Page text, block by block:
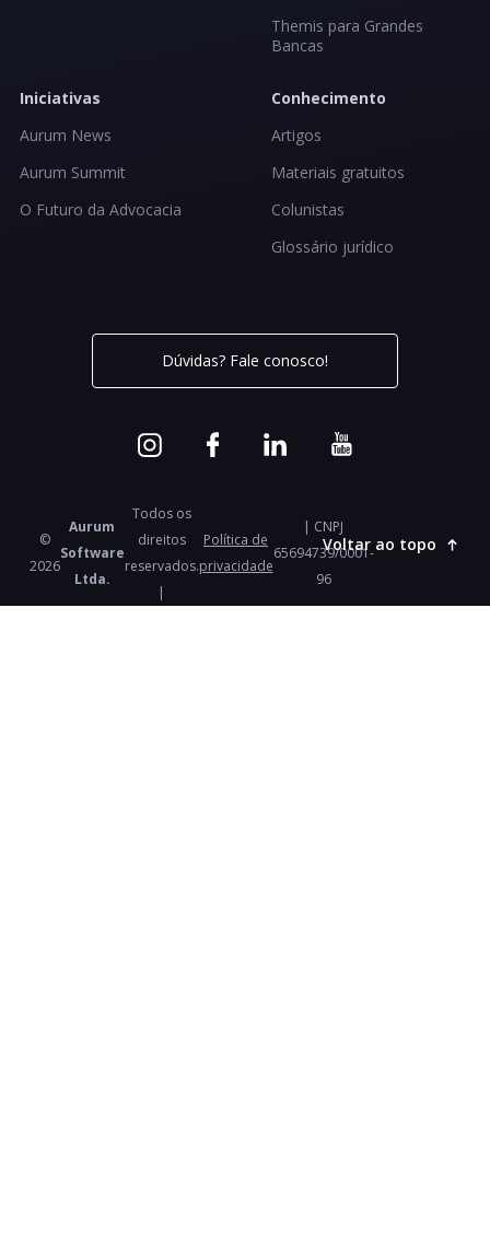
Themis para Grandes
Bancas
Iniciativas
Aurum News
Aurum Summit
O Futuro da Advocacia
Conhecimento
Artigos
Materiais gratuitos
Colunistas
Glossário jurídico
Dúvidas? Fale conosco!
©
2026
Aurum
Software
Ltda.
Todos os
direitos
reservados.
|
Política de
privacidade
| CNPJ
65694739/0001-
96
Voltar ao topo